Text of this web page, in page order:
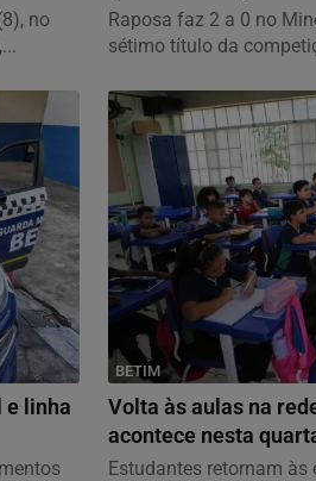
no
Raposa faz 2 a 0 no
sétimo título da
e linha
BETIM
Volta às aulas na
acontece nesta
Estudantes retornam